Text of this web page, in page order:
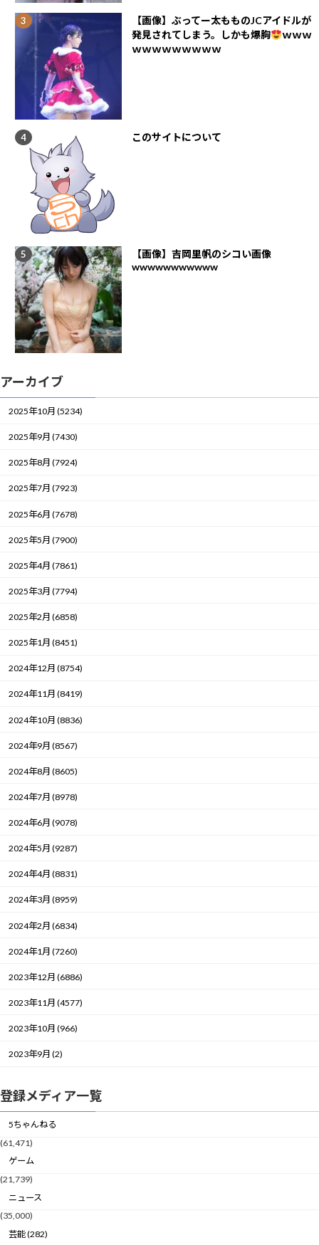
【画像】ぶってー太もものJCアイドルが
発見されてしまう。しかも爆胸
ｗｗｗ
ｗｗｗｗｗｗｗｗｗ
このサイトについて
【画像】吉岡里帆のシコい画像
wwwwwwwwwww
アーカイブ
2025年10月 (5234)
2025年9月 (7430)
2025年8月 (7924)
2025年7月 (7923)
2025年6月 (7678)
2025年5月 (7900)
2025年4月 (7861)
2025年3月 (7794)
2025年2月 (6858)
2025年1月 (8451)
2024年12月 (8754)
2024年11月 (8419)
2024年10月 (8836)
2024年9月 (8567)
2024年8月 (8605)
2024年7月 (8978)
2024年6月 (9078)
2024年5月 (9287)
2024年4月 (8831)
2024年3月 (8959)
2024年2月 (6834)
2024年1月 (7260)
2023年12月 (6886)
2023年11月 (4577)
2023年10月 (966)
2023年9月 (2)
登録メディア一覧
5ちゃんねる
(61,471)
ゲーム
(21,739)
ニュース
(35,000)
芸能 (282)